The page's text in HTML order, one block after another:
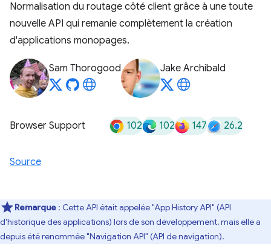
Normalisation du routage côté client grâce à une toute
nouvelle API qui remanie complètement la création
d'applications monopages.
Sam Thorogood Jake Archibald
Browser Support 102 102 147 26.2
Source
Remarque : Cette API était appelée "App History API" (API
d'historique des applications) lors de son développement, mais elle a
depuis été renommée "Navigation API" (API de navigation).